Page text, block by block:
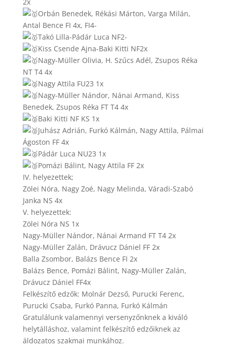
2x
Orbán Benedek, Rékási Márton, Varga Milán,
Antal Bence FI 4x, FI4-
Takó Lilla-Pádár Luca NF2-
Kiss Csende Ajna-Baki Kitti NF2x
Nagy-Müller Olivia, H. Szűcs Adél, Zsupos Réka
NT T4 4x
Nagy Attila FU23 1x
Nagy-Müller Nándor, Nánai Armand, Kiss
Benedek, Zsupos Réka FT T4 4x
Baki Kitti NF KS 1x
Juhász Adrián, Furkó Kálmán, Nagy Attila, Pálmai
Ágoston FF 4x
Pádár Luca NU23 1x
Pomázi Bálint, Nagy Attila FF 2x
IV. helyezettek;
Zölei Nóra, Nagy Zoé, Nagy Melinda, Váradi-Szabó
Janka NS 4x
V. helyezettek:
Zölei Nóra NS 1x
Nagy-Müller Nándor, Nánai Armand FT T4 2x
Nagy-Müller Zalán, Drávucz Dániel FF 2x
Balla Zsombor, Balázs Bence FI 2x
Balázs Bence, Pomázi Bálint, Nagy-Müller Zalán,
Drávucz Dániel FF4x
Felkészítő edzők: Molnár Dezső, Purucki Ferenc,
Purucki Csaba, Furkó Panna, Furkó Kálmán
Gratulálunk valamennyi versenyzőnknek a kiváló
helytálláshoz, valamint felkészítő edzőiknek az
áldozatos szakmai munkához.